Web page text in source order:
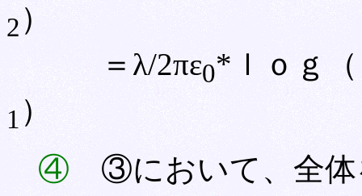
2 ）
＝λ/2πε0*ｌｏｇ
1 ）
④ ③において、全体